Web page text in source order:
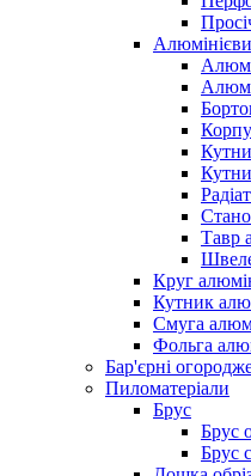
Тавр
Круг
Кутник
Смуга
Фольга
Бар'єрні
Пиломатеріали
Брус
Брус
Брус